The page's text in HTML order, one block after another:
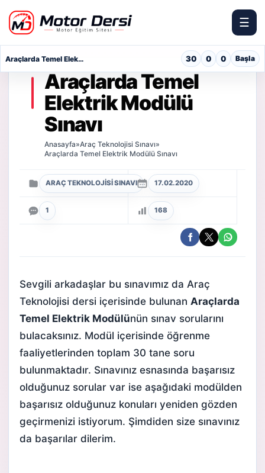
Motor Dersi
☰
Araçlarda Temel
Elektrik Modülü
Sınavı
Anasayfa»Araç Teknolojisi Sınavı»
Araçlarda Temel Elektrik Modülü Sınavı
ARAÇ TEKNOLOJISI SINAVI 17.02.2020
1 168
Sevgili arkadaşlar bu sınavımız da Araç
Teknolojisi dersi içerisinde bulunan Araçlarda
Temel Elektrik Modülünün sınav sorularını
bulacaksınız. Modül içerisinde öğrenme
faaliyetlerinden toplam 30 tane soru
bulunmaktadır. Sınavınız esnasında başarısız
olduğunuz sorular var ise aşağıdaki modülden
başarısız olduğunuz konuları yeniden gözden
geçirmenizi istiyorum. Şimdiden size sınavınız
da başarılar dilerim.
Araçlarda Temel Elektrik Sınavı 30 0 0 Başla